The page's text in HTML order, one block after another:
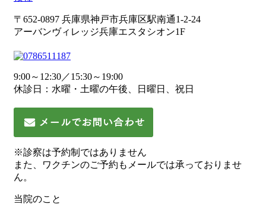
〒652-0897 兵庫県神戸市兵庫区駅南通1-2-24
アーバンヴィレッジ兵庫エスタシオン1F
9:00～12:30／15:30～19:00
休診日：水曜・土曜の午後、日曜日、祝日
※診察は予約制ではありません
また、ワクチンのご予約もメールでは承っておりませ
ん。
当院のこと